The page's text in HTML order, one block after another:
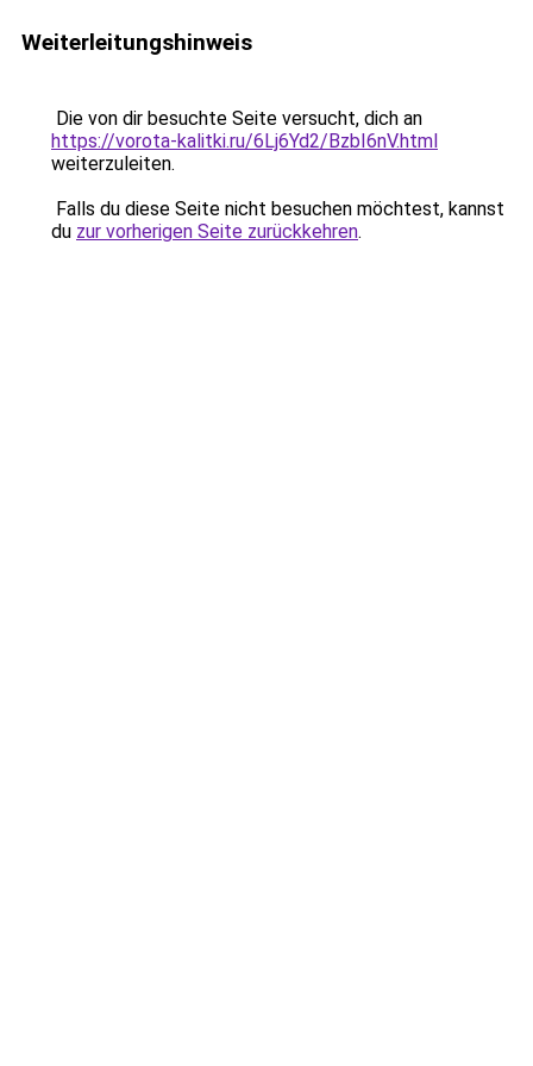
Weiterleitungshinweis
Die von dir besuchte Seite versucht, dich an
https://vorota-kalitki.ru/6Lj6Yd2/BzbI6nV.html
weiterzuleiten.
Falls du diese Seite nicht besuchen möchtest, kannst
du zur vorherigen Seite zurückkehren.